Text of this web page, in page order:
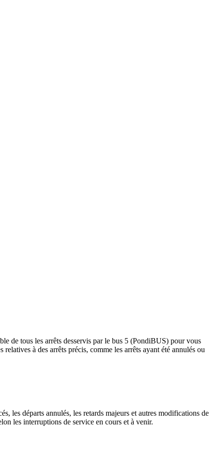
de tous les arrêts desservis par le bus 5 (PondiBUS) pour vous
à des arrêts précis, comme les arrêts ayant été annulés ou
les départs annulés, les retards majeurs et autres modifications de
les interruptions de service en cours et à venir.